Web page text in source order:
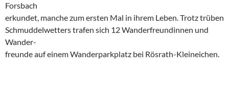
Forsbach
erkundet, manche zum ersten Mal in ihrem Leben. Trotz trüben
Schmuddelwetters trafen sich 12 Wanderfreundinnen und
Wander-
freunde auf einem Wanderparkplatz bei Rösrath-Kleineichen.